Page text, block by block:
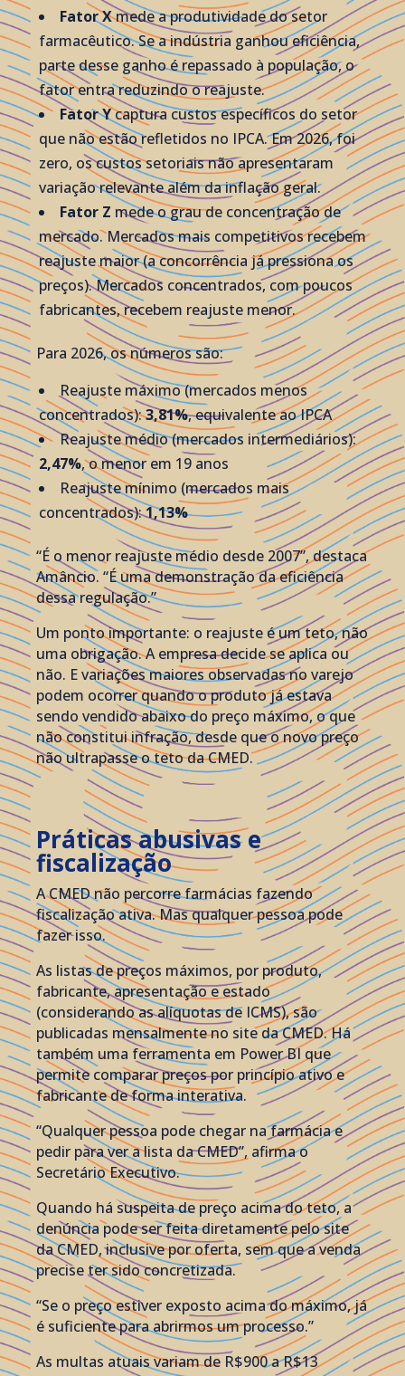
Fator Xmede a produtividade do setor
farmacêutico. Se a indústria ganhou eficiência,
parte desse ganho é repassado à população, o
fator entra reduzindo o reajuste.
Fator Ycaptura custos específicos do setor
que não estão refletidos no IPCA. Em 2026, foi
zero, os custos setoriais não apresentaram
variação relevante além da inflação geral.
Fator Z mede o grau de concentração de
mercado. Mercados mais competitivos recebem
reajuste maior (a concorrência já pressiona os
preços). Mercados concentrados, com poucos
fabricantes, recebem reajuste menor.
Para 2026, os números são:
Reajuste máximo (mercados menos
concentrados):3,81%, equivalente ao IPCA
Reajuste médio (mercados intermediários):
2,47%, o menor em 19 anos
Reajuste mínimo (mercados mais
concentrados):1,13%
“É o menor reajuste médio desde 2007”, destaca
Amâncio. “É uma demonstração da eficiência
dessa regulação.”
Um ponto importante: o reajuste é um teto, não
uma obrigação. A empresa decide se aplica ou
não. E variações maiores observadas no varejo
podem ocorrer quando o produto já estava
sendo vendido abaixo do preço máximo, o que
não constitui infração, desde que o novo preço
não ultrapasse o teto da CMED.
Práticas abusivas e
fiscalização
A CMED não percorre farmácias fazendo
fiscalização ativa. Mas qualquer pessoa pode
fazer isso.
As listas de preços máximos, por produto,
fabricante, apresentação e estado
(considerando as alíquotas de ICMS), são
publicadas mensalmente no site da CMED. Há
também uma ferramenta em Power BI que
permite comparar preços por princípio ativo e
fabricante de forma interativa.
“Qualquer pessoa pode chegar na farmácia e
pedir para ver a lista da CMED”, afirma o
Secretário Executivo.
Quando há suspeita de preço acima do teto, a
denúncia pode ser feita diretamente pelo site
da CMED, inclusive por oferta, sem que a venda
precise ter sido concretizada.
“Se o preço estiver exposto acima do máximo, já
é suficiente para abrirmos um processo.”
As multas atuais variam de R$900 a R$13